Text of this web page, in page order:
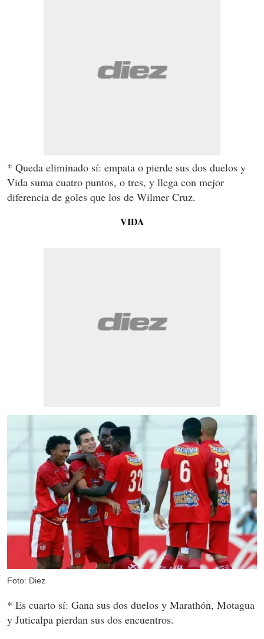
* Queda eliminado sí: empata o pierde sus dos duelos y
Vida suma cuatro puntos, o tres, y llega con mejor
diferencia de goles que los de Wilmer Cruz.
VIDA
Foto: Diez
* Es cuarto sí: Gana sus dos duelos y Marathón, Motagua
y Juticalpa pierdan sus dos encuentros.